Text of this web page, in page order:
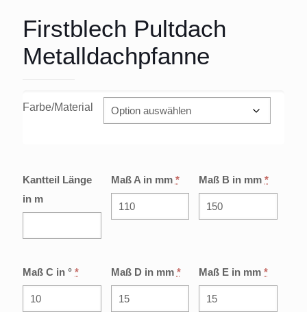
Firstblech Pultdach
Metalldachpfanne
Farbe/Material
Kantteil Länge
in m
Maß A in mm * Maß B in mm *
Maß C in ° * Maß D in mm * Maß E in mm *